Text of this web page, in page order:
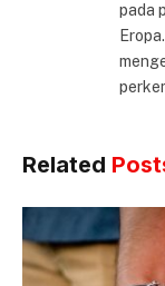
pada
Related